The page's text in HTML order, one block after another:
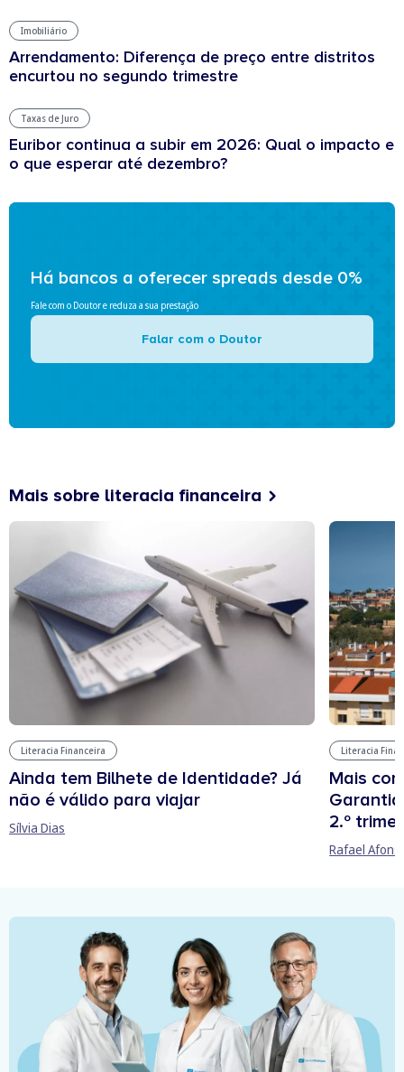
Imobiliário
Arrendamento: Diferença de preço entre distritos
encurtou no segundo trimestre
Taxas de Juro
Euribor continua a subir em 2026: Qual o impacto e
o que esperar até dezembro?
Há bancos a oferecer spreads desde 0%
Fale com o Doutor e reduza a sua prestação
Falar com o Doutor
Mais sobre literacia financeira
Literacia Financeira
Ainda tem Bilhete de Identidade? Já
não é válido para viajar
Sílvia Dias
Literacia
Mais
2.º
Rafael